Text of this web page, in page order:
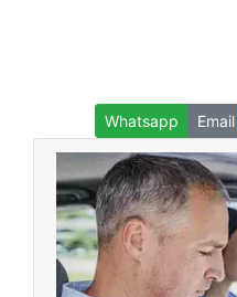
Whatsapp Email